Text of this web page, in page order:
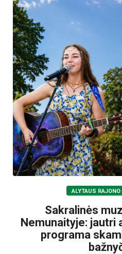
ALYTAUS
Sakralinės
Nemunaityje: jautri
programa